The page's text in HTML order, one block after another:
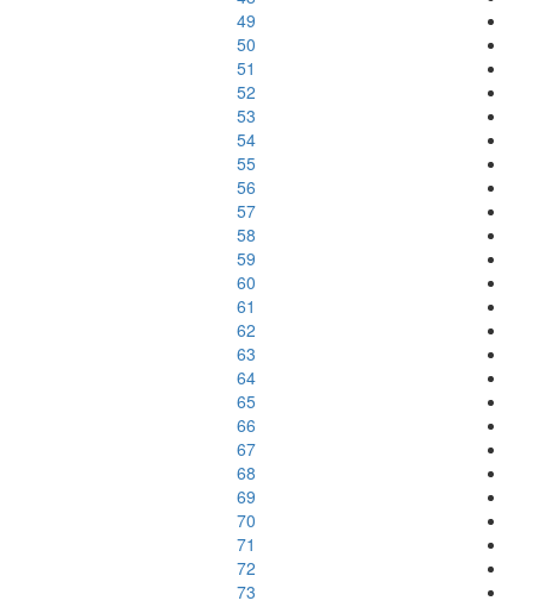
49
50
51
52
53
54
55
56
57
58
59
60
61
62
63
64
65
66
67
68
69
70
71
72
73